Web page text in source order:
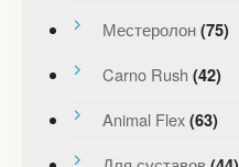
Местеролон (75)
Carno Rush (42)
Animal Flex (63)